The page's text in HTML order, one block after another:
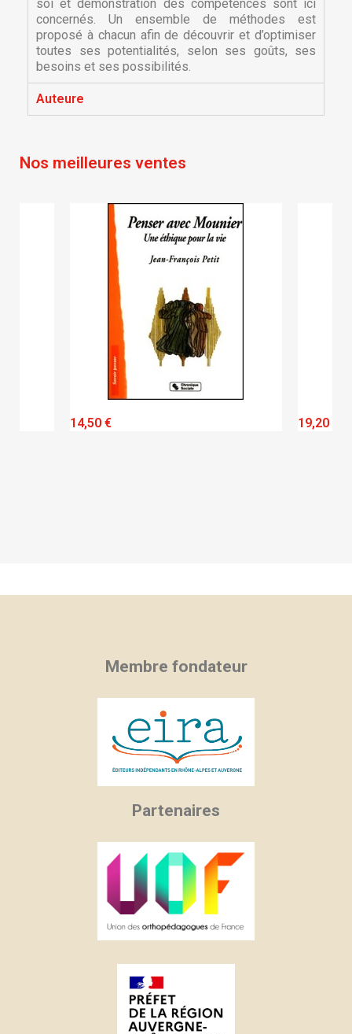
Ajouter à ma liste d'envies
Créer une nouvelle liste
Créer une liste d'envies ×
Nom de la liste d'envies
Créer une liste d'envies
Connexion ×
Vous devez être connecté pour ajouter des produits
Annuler Connexion
soi et démonstration des compétences sont ici
concernés. Un ensemble de méthodes est
proposé à chacun afin de découvrir et d’optimiser
toutes ses potentialités, selon ses goûts, ses
besoins et ses possibilités.
Auteure
Nos meilleures ventes
14,50 € 19,20 €
Membre fondateur
Partenaires